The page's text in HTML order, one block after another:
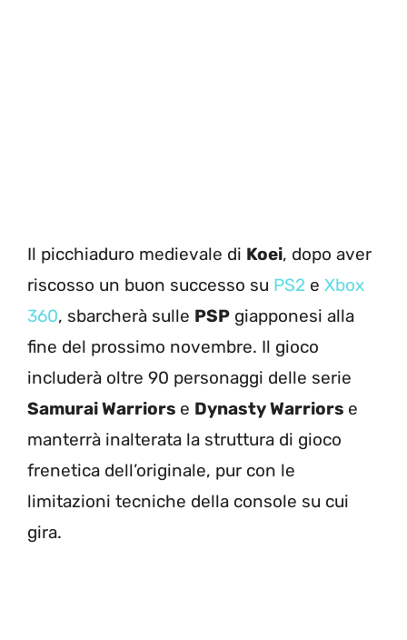
Il picchiaduro medievale di Koei, dopo aver
riscosso un buon successo su PS2 e Xbox
360, sbarcherà sulle PSP giapponesi alla
fine del prossimo novembre. Il gioco
includerà oltre 90 personaggi delle serie
Samurai Warriors e Dynasty Warriors e
manterrà inalterata la struttura di gioco
frenetica dell’originale, pur con le
limitazioni tecniche della console su cui
gira.